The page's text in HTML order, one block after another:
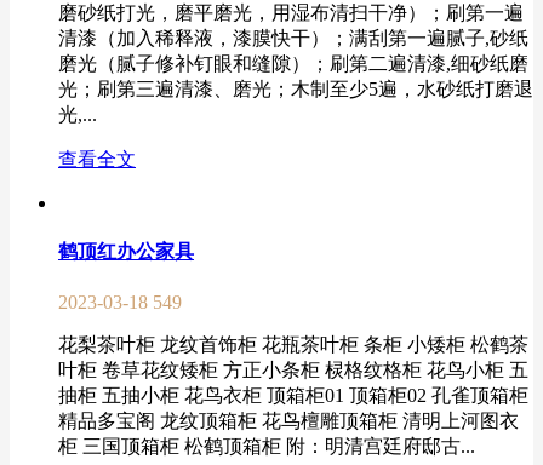
磨砂纸打光，磨平磨光，用湿布清扫干净）；刷第一遍
清漆（加入稀释液，漆膜快干）；满刮第一遍腻子,砂纸
磨光（腻子修补钉眼和缝隙）；刷第二遍清漆,细砂纸磨
光；刷第三遍清漆、磨光；木制至少5遍，水砂纸打磨退
光,...
查看全文
鹤顶红办公家具
2023-03-18 549
花梨茶叶柜 龙纹首饰柜 花瓶茶叶柜 条柜 小矮柜 松鹤茶
叶柜 卷草花纹矮柜 方正小条柜 棂格纹格柜 花鸟小柜 五
抽柜 五抽小柜 花鸟衣柜 顶箱柜01 顶箱柜02 孔雀顶箱柜
精品多宝阁 龙纹顶箱柜 花鸟檀雕顶箱柜 清明上河图衣
柜 三国顶箱柜 松鹤顶箱柜 附：明清宫廷府邸古...